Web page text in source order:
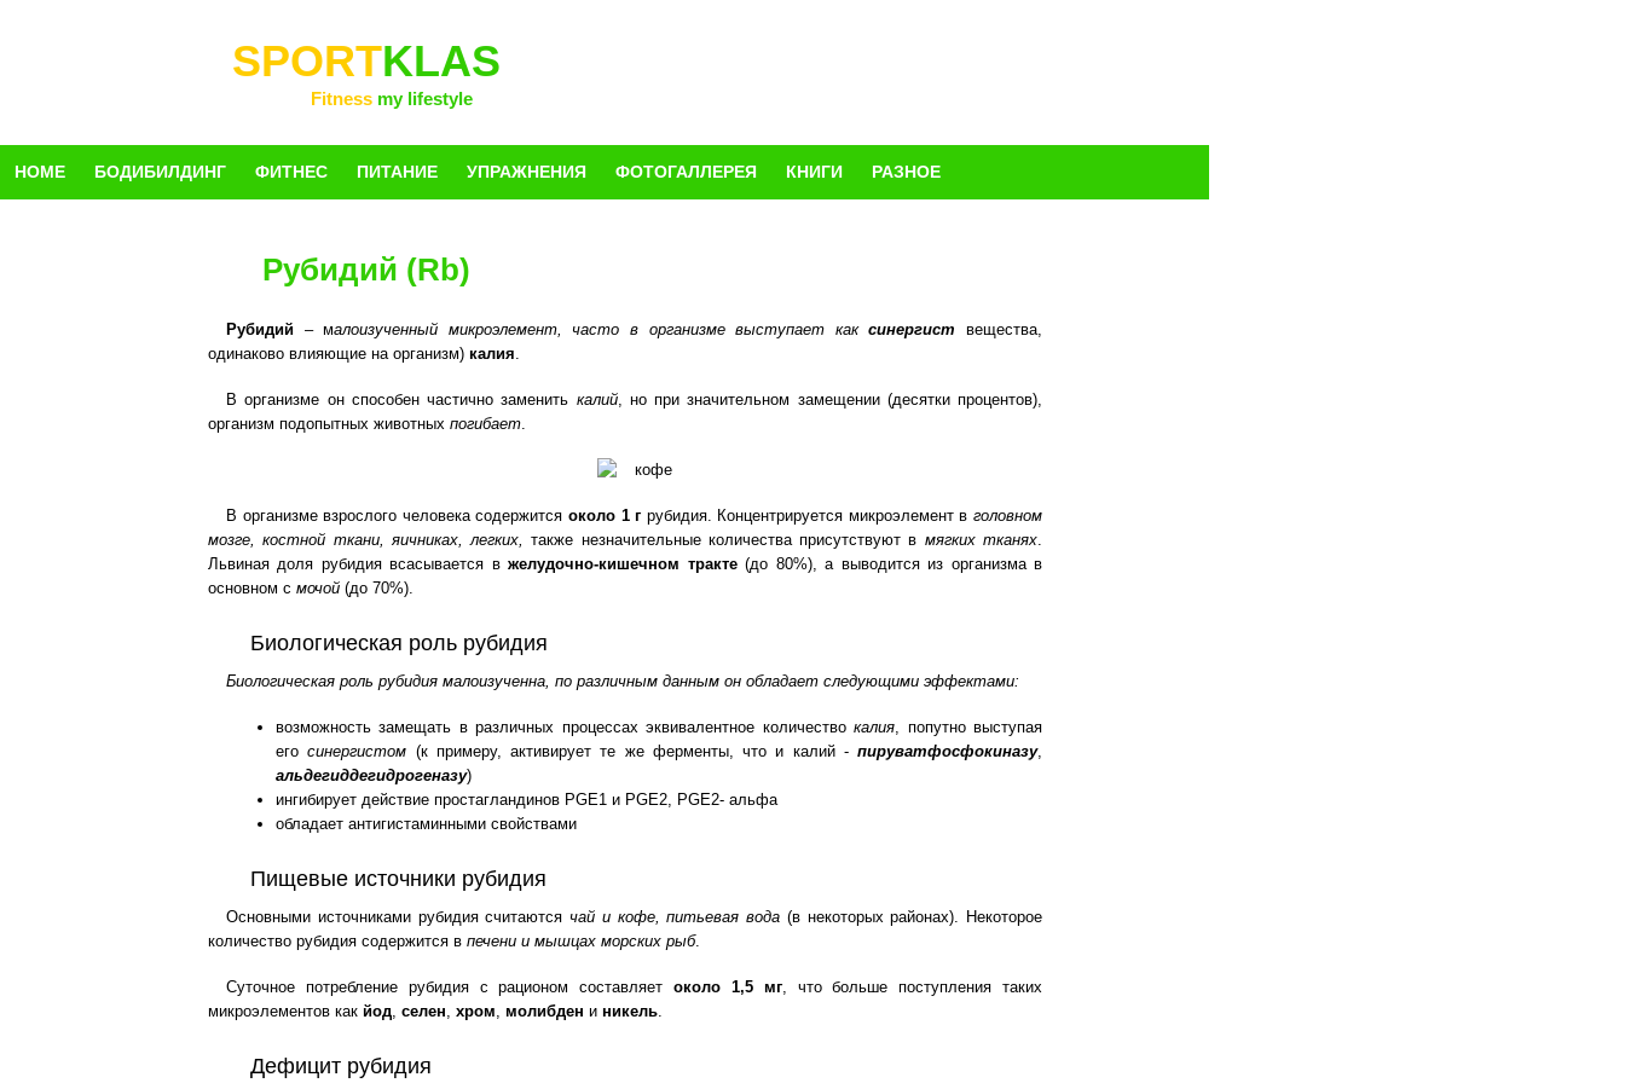
SPORTKLAS
Fitness my lifestyle
HOME БОДИБИЛДИНГ ФИТНЕС ПИТАНИЕ УПРАЖНЕНИЯ ФОТОГАЛЛЕРЕЯ КНИГИ РАЗНОЕ
Рубидий (Rb)
Рубидий – малоизученный микроэлемент, часто в организме выступает как синергист вещества,
одинаково влияющие на организм) калия.
В организме он способен частично заменить калий, но при значительном замещении (десятки процентов),
организм подопытных животных погибает.
В организме взрослого человека содержится около 1 г рубидия. Концентрируется микроэлемент вголовном
мозге, костной ткани, яичниках, легких, также незначительные количества присутствуют в мягких тканях.
Львиная доля рубидия всасывается вжелудочно-кишечном тракте(до 80%), а выводится из организма в
основном с мочой (до 70%).
Биологическая роль рубидия
Биологическая роль рубидия малоизученна, по различным данным он обладает следующими эффектами:
возможность замещать в различных процессах эквивалентное количествокалия, попутно выступая
егосинергистом (к примеру, активирует те же ферменты, что и калий - пируватфосфокиназу,
альдегиддегидрогеназу)
ингибирует действие простагландинов PGE1 и PGE2, PGE2- альфа
обладает антигистаминными свойствами
Пищевые источники рубидия
Основными источниками рубидия считаются чай и кофе, питьевая вода (в некоторых районах). Некоторое
количество рубидия содержится в печени и мышцах морских рыб.
Суточное потребление рубидия с рационом составляет около 1,5 мг, что больше поступления таких
микроэлементов как йод, селен, хром, молибден и никель.
Дефицит рубидия